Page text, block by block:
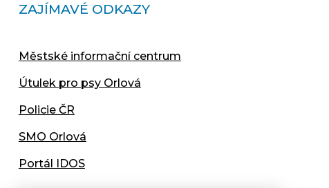
ZAJÍMAVÉ ODKAZY
Městské informační centrum
Útulek pro psy Orlová
Policie ČR
SMO Orlová
Portál IDOS